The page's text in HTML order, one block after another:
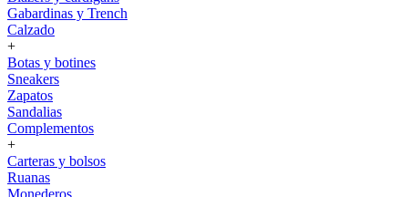
Gabardinas y Trench
Calzado
+
Botas y botines
Sneakers
Zapatos
Sandalias
Complementos
+
Carteras y bolsos
Ruanas
Monederos